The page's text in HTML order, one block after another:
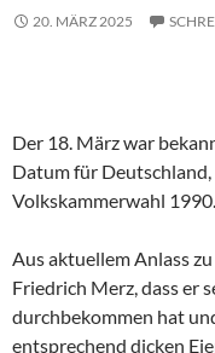
20. MÄRZ 2025
Der 18. März war
Datum für
Volkskammerwahl 1990.
Aus aktuellem Anlass
Friedrich Merz, dass er
durchbekommen hat
entsprechend dicken